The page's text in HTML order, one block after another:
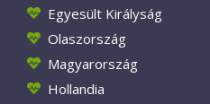
Egyesült Királyság
Olaszország
Magyarország
Hollandia